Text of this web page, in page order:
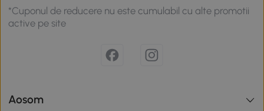
*Cuponul de reducere nu este cumulabil cu alte promotii
active pe site
Aosom